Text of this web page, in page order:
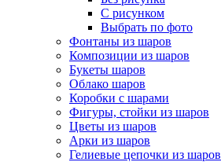
С рисунком
Выбрать по фото
Фонтаны из шаров
Композиции из шаров
Букеты шаров
Облако шаров
Коробки с шарами
Фигуры, стойки из шаров
Цветы из шаров
Арки из шаров
Гелиевые цепочки из шаров